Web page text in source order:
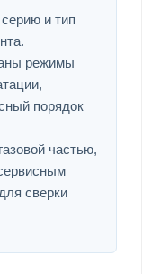
и тип
режимы
порядок
частью,
сверки